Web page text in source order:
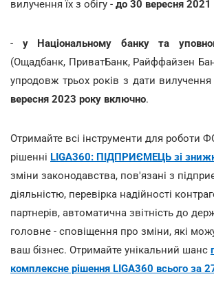
вилучення їх з обігу - до 30 вересня
- у Національному банку та
(Ощадбанк, ПриватБанк, Райффайзен
упродовж трьох років з дати вилучення
вересня 2023 року включно.
Отримайте всі інструменти для роботи
рішенні LIGA360: ПІДПРИЄМЕЦЬ зі
зміни законодавства, пов'язані з
діяльністю, перевірка надійності
партнерів, автоматична звітність до
головне - сповіщення про зміни, які
ваш бізнес. Отримайте унікальний шанс
комплексне рішення LIGA360 всього за